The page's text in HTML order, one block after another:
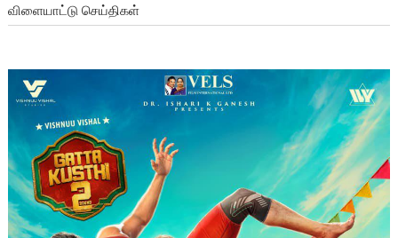
விளையாட்டு செய்திகள்